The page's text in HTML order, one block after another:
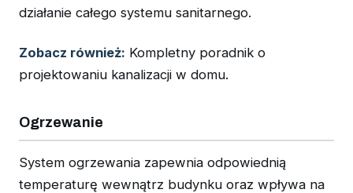
działanie całego systemu sanitarnego.
Zobacz również: Kompletny poradnik o
projektowaniu kanalizacji w domu.
Ogrzewanie
System ogrzewania zapewnia odpowiednią
temperaturę wewnątrz budynku oraz wpływa na